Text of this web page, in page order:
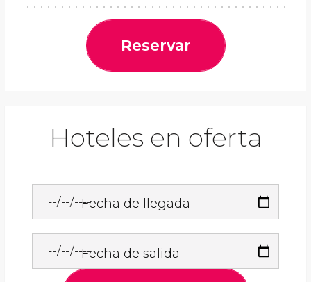
Reservar
Hoteles en oferta
Fecha de llegada
Fecha de salida